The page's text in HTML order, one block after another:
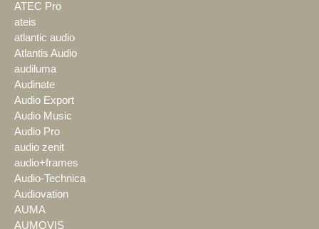
ATEC Pro
ateis
atlantic audio
Atlantis Audio
audiluma
Audinate
Audio Export
Audio Music
Audio Pro
audio zenit
audio+frames
Audio-Technica
Audiovation
AUMA
AUMOVIS